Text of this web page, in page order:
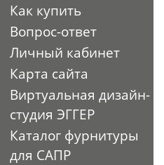
Как купить
Вопрос-ответ
Личный кабинет
Карта сайта
Виртуальная дизайн-
студия ЭГГЕР
Каталог фурнитуры
для САПР